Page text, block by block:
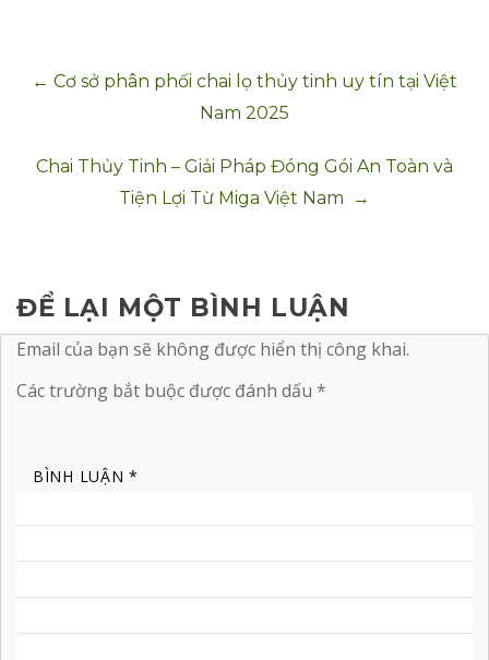
Điều
bài
← Cơ sở phân phối chai lọ thủy tinh uy tín tại Việt
Nam 2025
Chai Thủy Tinh – Giải Pháp Đóng Gói An Toàn và
Tiện Lợi Từ Miga Việt Nam
→
ĐỂ LẠI MỘT BÌNH LUẬN
Email của bạn sẽ không được hiển thị công khai.
Các trường bắt buộc được đánh dấu *
BÌNH LUẬN *